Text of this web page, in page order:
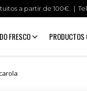
a partir de 100€. |
FRESCO PRODUCTOS